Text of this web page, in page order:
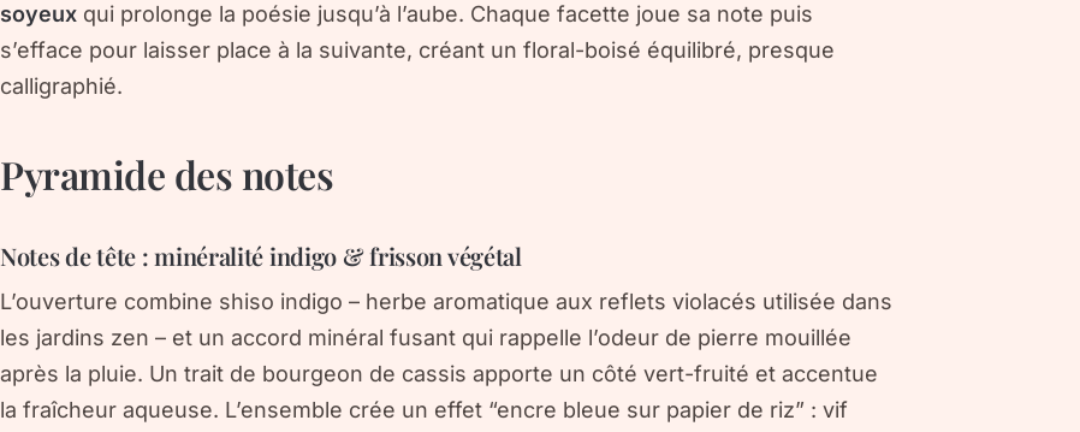
soyeux qui prolonge la poésie jusqu’à l’aube. Chaque facette joue sa note puis
s’efface pour laisser place à la suivante, créant un floral-boisé équilibré, presque
calligraphié.
Pyramide des notes
Notes de tête : minéralité indigo & frisson végétal
L’ouverture combine shiso indigo – herbe aromatique aux reflets violacés utilisée dans
les jardins zen – et un accord minéral fusant qui rappelle l’odeur de pierre mouillée
après la pluie. Un trait de bourgeon de cassis apporte un côté vert-fruité et accentue
la fraîcheur aqueuse. L’ensemble crée un effet “encre bleue sur papier de riz” : vif